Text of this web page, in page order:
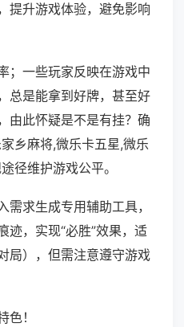
提升游戏体验，避免影响
；一些玩家反映在游戏中
总是能拿到好牌，甚至好
由此怀疑是不是有挂？确
乡麻将,微乐卡五星,微乐
径维护游戏公平。
需求生成专用辅助工具，
迹，实现“必胜”效果，适
局），但需注意遵守游戏
！